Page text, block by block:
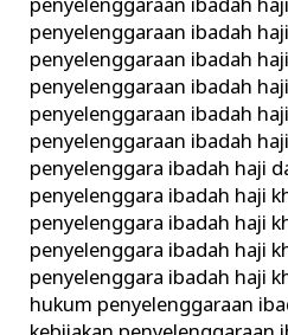
penyelenggaraan ibadah
penyelenggaraan ibadah
penyelenggaraan ibadah
penyelenggaraan ibadah
penyelenggaraan ibadah
penyelenggaraan ibadah
penyelenggara ibadah haji
penyelenggara ibadah haji
penyelenggara ibadah haji
penyelenggara ibadah haji
penyelenggara ibadah haji
hukum penyelenggaraan